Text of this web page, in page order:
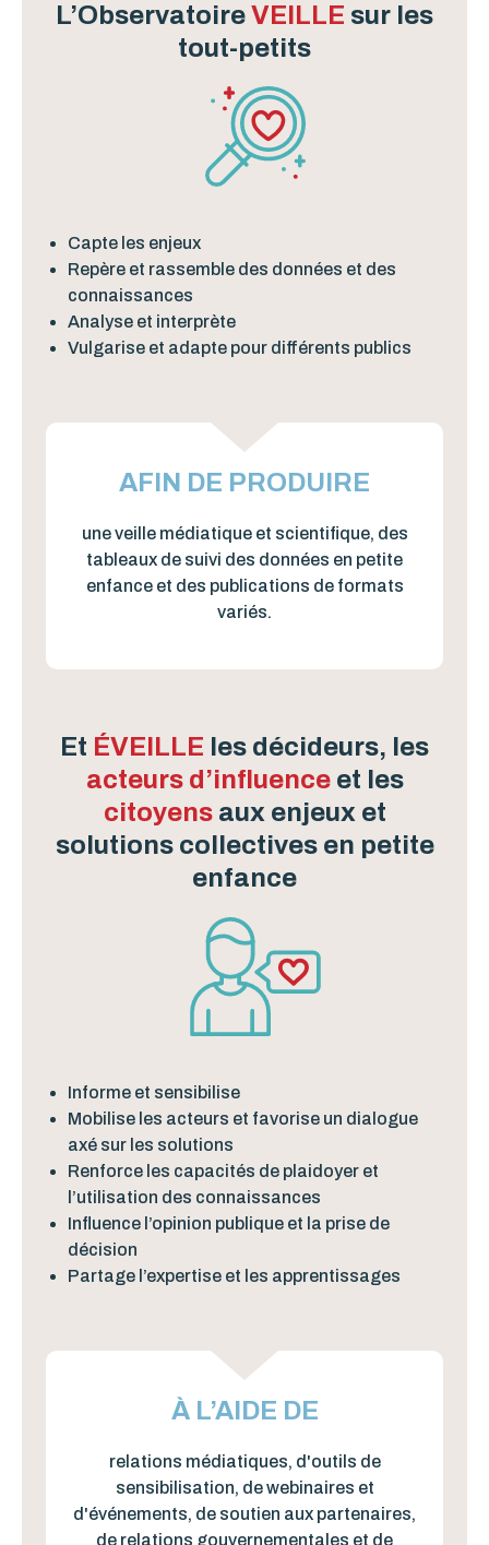
L’ObservatoireVEILLE sur les
tout-petits
Capte les enjeux
Repère et rassemble des données et des
connaissances
Analyse et interprète
Vulgarise et adapte pour différents publics
AFIN DE PRODUIRE
une veille médiatique et scientifique, des
tableaux de suivi des données en petite
enfance et des publications de formats
variés.
Et ÉVEILLE les décideurs, les
acteurs d’influenceet les
citoyensaux enjeux et
solutions collectives en petite
enfance
Informe et sensibilise
Mobilise les acteurs et favorise un dialogue
axé sur les solutions
Renforce les capacités de plaidoyer et
l’utilisation des connaissances
Influence l’opinion publique et la prise de
décision
Partage l’expertise et les apprentissages
À L’AIDE DE
relations médiatiques, d'outils de
sensibilisation, de webinaires et
d'événements, de soutien aux partenaires,
de relations gouvernementales et de